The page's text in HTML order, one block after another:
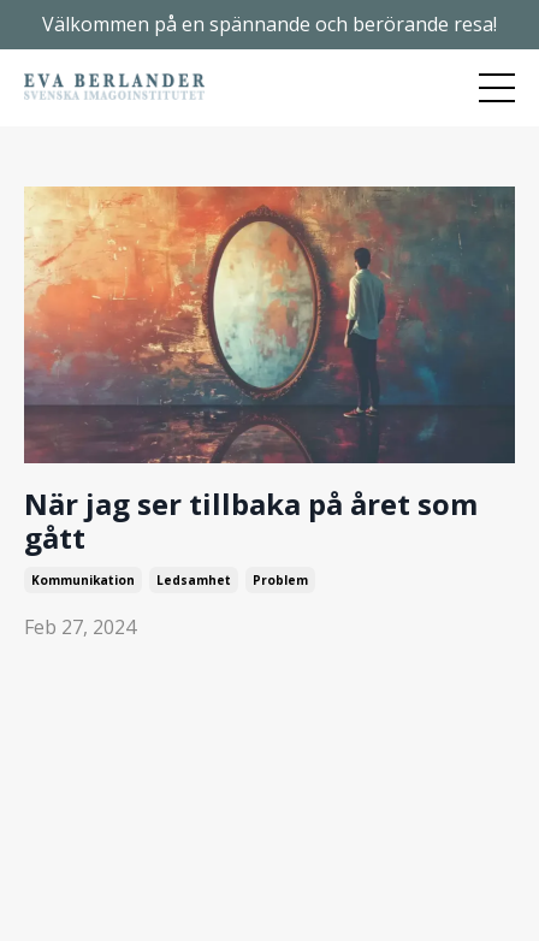
Välkommen på en spännande och berörande resa!
När jag ser tillbaka på året som
gått
Kommunikation Ledsamhet Problem
Feb 27, 2024